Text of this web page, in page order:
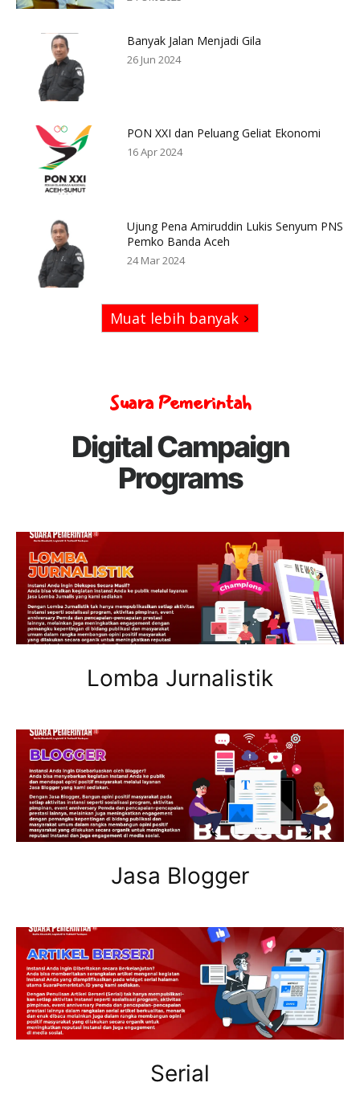
Banyak Jalan Menjadi Gila
26 Jun 2024
PON XXI dan Peluang Geliat Ekonomi
16 Apr 2024
Ujung Pena Amiruddin Lukis Senyum PNS
Pemko Banda Aceh
24 Mar 2024
Muat lebih banyak
Suara Pemerintah
Digital Campaign
Programs
Lomba Jurnalistik
Jasa Blogger
Serial